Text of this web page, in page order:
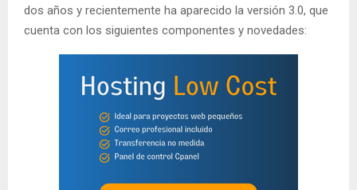
dos años y recientemente ha aparecido la versión 3.0, que
cuenta con los siguientes componentes y novedades: